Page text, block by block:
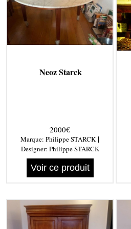
Neoz Starck
2000€
Marque: Philippe STARCK|
Designer: Philippe STARCK
Voir ce produit